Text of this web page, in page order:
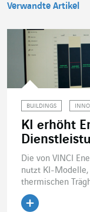
Verwandte Artikel
BUILDINGS
KI erhöht
Die von VINCI
nutzt KI-Modelle,
thermischen